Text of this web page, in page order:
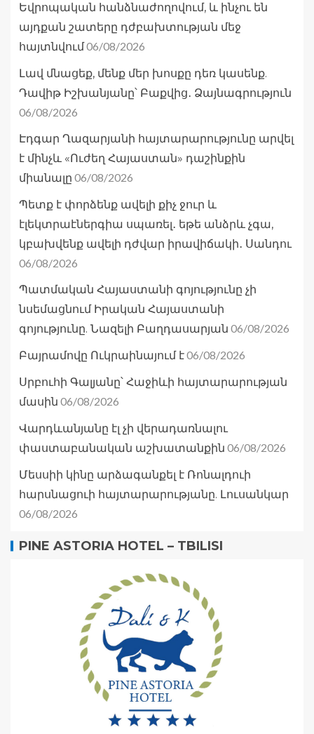
Եվրոպական հանձնաժողովում, և ինչու են
այդքան շատերը դժբախտության մեջ
հայտնվում06/08/2026
Լավ մնացեք, մենք մեր խոսքը դեռ կասենք.
Դավիթ Իշխանյանը՝ Բաքվից․ Ձայնագրություն
06/08/2026
Էդգար Ղազարյանի հայտարարությունը արվել
է մինչև «Ուժեղ Հայաստան» դաշինքին
միանալը 06/08/2026
Պետք է փորձենք ավելի քիչ ջուր և
էլեկտրաէներգիա սպառել․ եթե անձրև չգա,
կբախվենք ավելի դժվար իրավիճակի․ Սանդու
06/08/2026
Պատմական Հայաստանի գոյությունը չի
նսեմացնում Իրական Հայաստանի
գոյությունը. Նազելի Բաղդասարյան 06/08/2026
Բայրամովը Ուկրաինայում է06/08/2026
Սրբուհի Գալյանը՝ Հաջիևի հայտարարության
մասին 06/08/2026
Վարդևանյանը էլ չի վերադառնալու
փաստաբանական աշխատանքին 06/08/2026
Մեսսիի կինը արձագանքել է Ռոնալդուի
հարսնացուի հայտարարությանը. Լուսանկար
06/08/2026
PINE ASTORIA HOTEL – TBILISI